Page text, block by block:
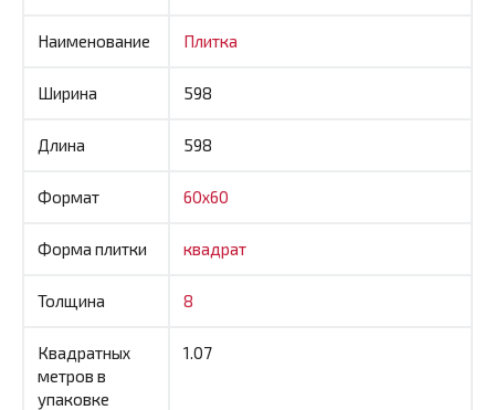
Наименование Плитка
Ширина 598
Длина 598
Формат 60x60
Форма плитки квадрат
Толщина 8
Квадратных
метров в
упаковке
1.07